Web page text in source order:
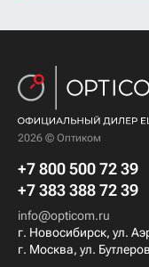
2026 © Оптиком
+7 800 500 72 39
+7 383 388 72 39
info@opticom.ru
г. Новосибирск, ул.
г. Москва, ул.